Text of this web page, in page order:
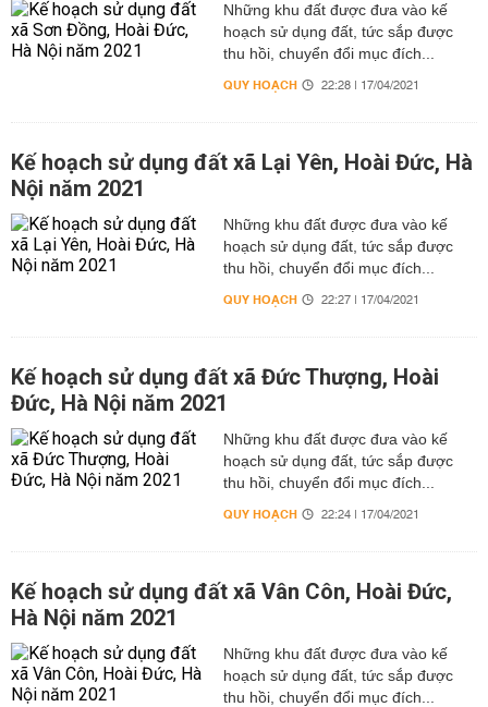
Những khu đất được đưa vào kế
hoạch sử dụng đất, tức sắp được
thu hồi, chuyển đổi mục đích...
QUY HOẠCH 22:28 | 17/04/2021
Kế hoạch sử dụng đất xã Lại Yên, Hoài Đức, Hà
Nội năm 2021
Những khu đất được đưa vào kế
hoạch sử dụng đất, tức sắp được
thu hồi, chuyển đổi mục đích...
QUY HOẠCH 22:27 | 17/04/2021
Kế hoạch sử dụng đất xã Đức Thượng, Hoài
Đức, Hà Nội năm 2021
Những khu đất được đưa vào kế
hoạch sử dụng đất, tức sắp được
thu hồi, chuyển đổi mục đích...
QUY HOẠCH 22:24 | 17/04/2021
Kế hoạch sử dụng đất xã Vân Côn, Hoài Đức,
Hà Nội năm 2021
Những khu đất được đưa vào kế
hoạch sử dụng đất, tức sắp được
thu hồi, chuyển đổi mục đích...